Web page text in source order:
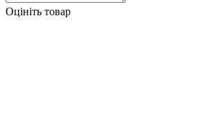
Оцініть товар